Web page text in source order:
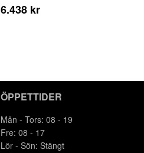
6.438 kr
ÖPPETTIDER
Mån - Tors: 08 - 19
Fre: 08 - 17
Lör - Sön: Stängt